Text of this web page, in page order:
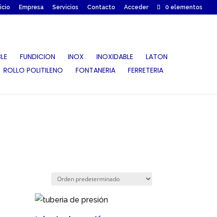
Empresa Servicios Contacto Acceder 0 elementos
FUNDICION INOX INOXIDABLE
LATON
ROLLO POLITILENO FONTANERIA
FERRETERIA